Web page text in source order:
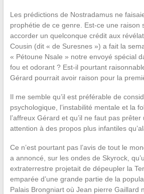
Les prédictions de Nostradamus ne
prophétie de ce genre. Est-ce une raison
accorder un quelconque crédit aux
Cousin (dit « de Suresnes ») a fait la
« Pétoune Nsale » notre envoyé spécial
fou et odorant ? Est-il pourtant
Gérard pourrait avoir raison pour la
Il me semble qu’il est préférable de
psychologique, l’instabilité mentale et la
l’affreux Gérard et qu’il ne faut pas
attention à des propos plus infantiles
Ce n’est pourtant pas l’avis de tout le
a annoncé, sur les ondes de Skyrock,
extraterrestre projetait de dépeupler la
emparée d’une grande partie de la
Palais Brongniart où Jean pierre Gaillard